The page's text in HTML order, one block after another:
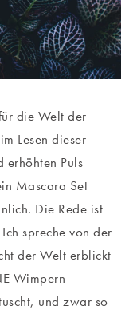
die Welt der
Lesen dieser
erhöhten Puls
Mascara Set
Die Rede ist
spreche von der
der Welt erblickt
Wimpern
und zwar so